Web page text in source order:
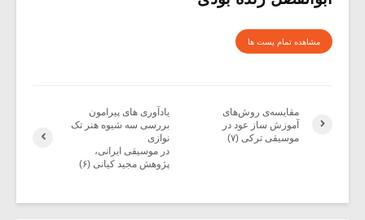
مشاهده تمام پست ها
یادآوری های پیرامون
بررسی سه شیوه هنر تک
نوازی
در موسیقی ایرانی،
پژوهش مجید کیانی (۶)
مقایسه‌ی روش‌های
آموزش ساز عود در
موسیقی ترکی (۷)